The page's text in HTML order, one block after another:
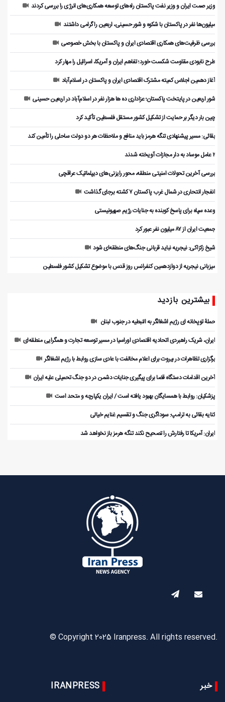
وزیر صمت ایران و وزیر نفت پاکستان راه‌های توسعه همکاری‌های انرژی را بررسی کردند
میلیون‌ها نفر در پاکستان با شکوه و شور حسینی، اربعین را گرامی داشتند
بررسی ظرفیت‌های همکاری اقتصادی ایران و پاکستان با بخش خصوصی
طرح نابودی مقاومت شکست خورد؛ تفاهم ایران و آمریکا، اسرائیل را مهار کرد
آغاز دهمین اجلاس کمیته مشترک اقتصادی ایران و پاکستان در اسلام‌آباد
شور اربعین در پایتخت پاکستان؛ عزاداری ده ها هزار نفر در اسلام‌آباد در اربعین حسینی
چین بار دیگر بر حمایت از تشکیل کشور مستقل فلسطین تأکید کرد
بقائی: مسیر پیشنهادی تنگه هرمز باید منافع و ملاحظات هر دو دولت ساحلی را تأمین کند
۲ عامل موساد به دار مجازات آویخته شدند
بررسی آخرین تحولات امنیتی منطقه، محور رایزنی‌های دیپلماتیک عراقچی
انفجار انتحاری در شمال غرب پاکستان ۷ کشته برجای گذاشت
وعده سپاه برای پاسخ کوبنده به جنایات رژیم صهیونیستی
جمعیت ایران از ۸۷ میلیون نفر عبور کرد
شیخ زکزاکی: نیجریه نباید قربانی جنگ‌های منطقه‌ای شود
میزبانی نیجریه از دوازدهمین کنفرانس روز قدس با موضوع تشکیل کشور فلسطین
بیشترین بازدید
حملۀ توپخانه ای رژیم اشغالگر به النبطیه در جنوب لبنان
ایران، شریک راهبردی اتحادیه اقتصادی اوراسیا در مسیر توسعه تجارت و همگرایی منطقه‌ای
برگزاری تظاهرات در بیروت برای اعلام مخالفت با عادی سازی روابط با رژیم اشغالگر
آخرین اقدامات دستگاه قضا برای پیگیری جنایات دشمن در دو جنگ تحمیلی علیه ایران
پزشکیان: روابط با همسایگان بهبود یافته است / ایران یکپارچه و متحد است
کنایه بقائی به ترامپ: سوداگری جنگ و تقسیم غنایم خیالی
ایران: آمریکا تا رفتارش را تصحیح نکند تنگه هرمز باز نخواهد شد
© Copyright 2025 Iranpress. All rights reserved.
خبر IRANPRESS